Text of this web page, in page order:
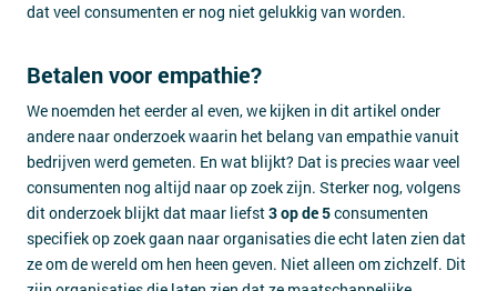
dat veel consumenten er nog niet gelukkig van worden.
Betalen voor empathie?
We noemden het eerder al even, we kijken in dit artikel onder
andere naar onderzoek waarin het belang van empathie vanuit
bedrijven werd gemeten. En wat blijkt? Dat is precies waar veel
consumenten nog altijd naar op zoek zijn. Sterker nog, volgens
dit onderzoek blijkt dat maar liefst3 op de 5consumenten
specifiek op zoek gaan naar organisaties die echt laten zien dat
ze om de wereld om hen heen geven. Niet alleen om zichzelf. Dit